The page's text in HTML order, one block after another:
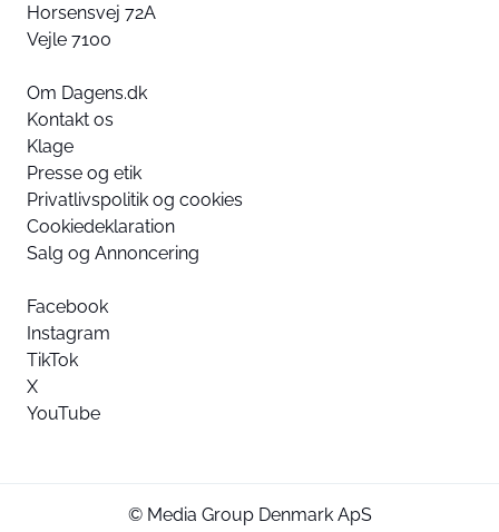
Horsensvej 72A
Vejle 7100
Om Dagens.dk
Kontakt os
Klage
Presse og etik
Privatlivspolitik og cookies
Cookiedeklaration
Salg og Annoncering
Facebook
Instagram
TikTok
X
YouTube
© Media Group Denmark ApS